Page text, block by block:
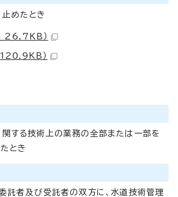
めたとき
26.7KB）
）
する技術上の業務の全部または一部を
とき
託者及び受託者の双方に、水道技術管理